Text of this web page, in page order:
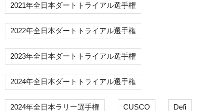
2021年全日本ダートトライアル選手権
2022年全日本ダートトライアル選手権
2023年全日本ダートトライアル選手権
2024年全日本ダートトライアル選手権
2024年全日本ラリー選手権 CUSCO Defi